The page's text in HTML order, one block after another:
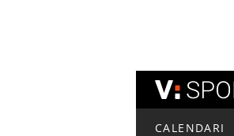
CALENDARI